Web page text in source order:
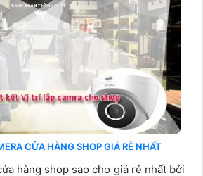
CỬA HÀNG SHOP GIÁ RẺ NHẤT
hàng shop sao cho giá rẻ nhất bởi